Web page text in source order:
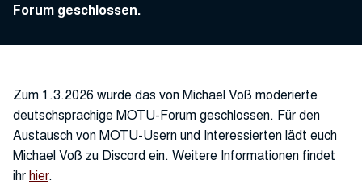
Forum geschlossen.
Zum 1.3.2026 wurde das von Michael Voß moderierte
deutschsprachige MOTU-Forum geschlossen. Für den
Austausch von MOTU-Usern und Interessierten lädt euch
Michael Voß zu Discord ein. Weitere Informationen findet
ihrhier.